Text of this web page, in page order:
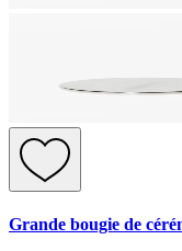
Grande bougie de